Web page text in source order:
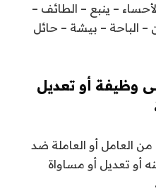
– ينبع – الطائف –
– الباحة – بيشة – حائل
وظيفة أو تعديل
العامل أو العاملة ضد
أو تعديل أو مساواة